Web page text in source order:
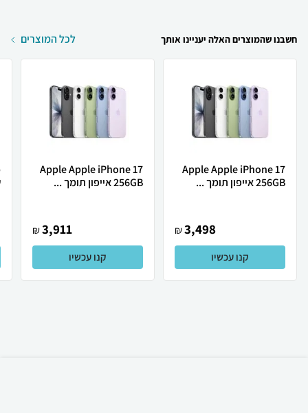
חשבנו שהמוצרים האלה יעניינו אותך לכל המוצרים
Apple Apple iPhone 17
256GB אייפון תומך ...
3,498
₪
קנו עכשיו
Apple Apple iPhone 17
256GB אייפון תומך ...
3,911
₪
קנו עכשיו